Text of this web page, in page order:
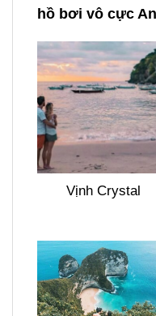
hồ bơi vô cực
Vịnh Crystal